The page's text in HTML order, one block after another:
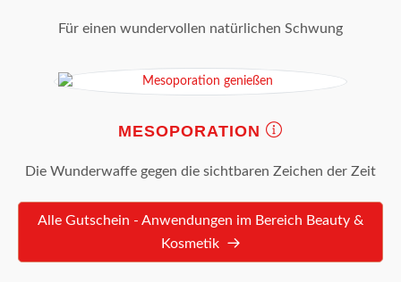
Für einen wundervollen natürlichen Schwung
MESOPORATION
Die Wunderwaffe gegen die sichtbaren Zeichen der Zeit
Alle Gutschein - Anwendungen im Bereich Beauty &
Kosmetik